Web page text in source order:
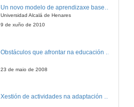
Enxeñeiro de desenvolvemento de negocio, ASTI
Intervención de David Pérez
JAI 2018 Entrevista a David Perez
Responsable para España e Portugal, Pro-face by Schneider Electric
Un novo modelo de aprendizaxe baseado en problemas
Universidad Alcalá de Henares
9 de xuño de 2010
23 de maio de 2008
Xestión de actividades na adaptación de materias ao EEES